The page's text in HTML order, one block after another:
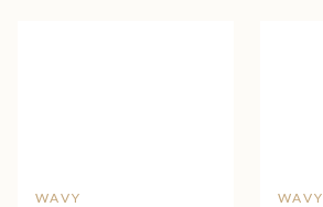
WAVY WAVY